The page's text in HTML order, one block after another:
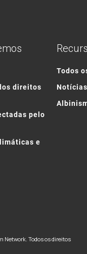
direitos
pelo
e
Todos
Network. Todos os direitos